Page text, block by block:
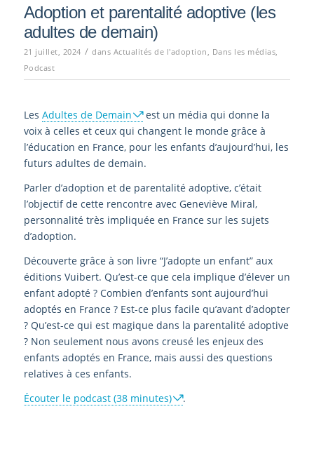
Adoption et parentalité adoptive (les
adultes de demain)
21 juillet, 2024 / dans Actualités de l'adoption , Dans les médias,
Podcast
Les Adultes de Demain
est un média qui donne la
voix à celles et ceux qui changent le monde grâce à
l’éducation en France, pour les enfants d’aujourd’hui, les
futurs adultes de demain.
Parler d’adoption et de parentalité adoptive, c’était
l’objectif de cette rencontre avec Geneviève Miral,
personnalité très impliquée en France sur les sujets
d’adoption.
Découverte grâce à son livre “J’adopte un enfant” aux
éditions Vuibert. Qu’est-ce que cela implique d’élever un
enfant adopté ? Combien d’enfants sont aujourd’hui
adoptés en France ? Est-ce plus facile qu’avant d’adopter
? Qu’est-ce qui est magique dans la parentalité adoptive
? Non seulement nous avons creusé les enjeux des
enfants adoptés en France, mais aussi des questions
relatives à ces enfants.
Écouter le podcast (38 minutes)
.